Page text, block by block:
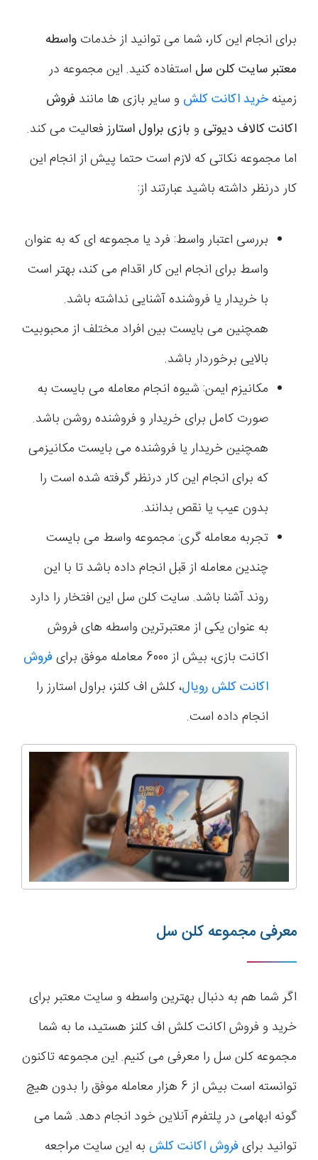
برای انجام این کار، شما می توانید از خدمات واسطه
معتبر سایت کلن سل استفاده کنید. این مجموعه در
زمینه خرید اکانت کلش و سایر بازی ها مانند فروش
اکانت کالاف دیوتی و بازی براول استارزفعالیت می کند.
اما مجموعه نکاتی که لازم است حتما پیش از انجام این
کار درنظر داشته باشید عبارتند از:
بررسی اعتبار واسط: فرد یا مجموعه ای که به عنوان
واسط برای انجام این کار اقدام می کند، بهتر است
با خریدار یا فروشنده آشنایی نداشته باشد.
همچنین می بایست بین افراد مختلف از محبوبیت
بالایی برخوردار باشد.
مکانیزم ایمن: شیوه انجام معامله می بایست به
صورت کامل برای خریدار و فروشنده روشن باشد.
همچنین خریدار یا فروشنده می بایست مکانیزمی
که برای انجام این کار درنظر گرفته شده است را
بدون عیب یا نقص بدانند.
تجربه معامله گری: مجموعه واسط می بایست
چندین معامله از قبل انجام داده باشد تا با این
روند آشنا باشد. سایت کلن سل این افتخار را دارد
به عنوان یکی از معتبرترین واسطه های فروش
اکانت بازی، بیش از 6000 معامله موفق برای
فروش
اکانت کلش رویال، کلش اف کلنز، براول استارز را
انجام داده است.
معرفی مجموعه کلن سل
اگر شما هم به دنبال بهترین واسطه و سایت معتبر برای
خرید و فروش اکانت کلش اف کلنز هستید، ما به شما
مجموعه کلن سل را معرفی می کنیم. این مجموعه تاکنون
توانسته است بیش از 6 هزار معامله موفق را بدون هیچ
گونه ابهامی در پلتفرم آنلاین خود انجام دهد. شما می
توانید برایفروش اکانت کلش به این سایت مراجعه